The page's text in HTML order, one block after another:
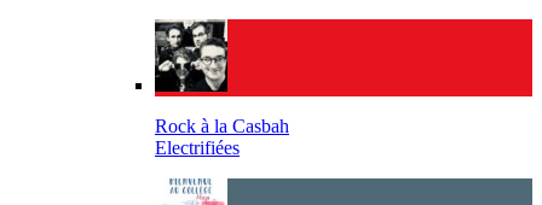
Rock à la Casbah
Electrifiées